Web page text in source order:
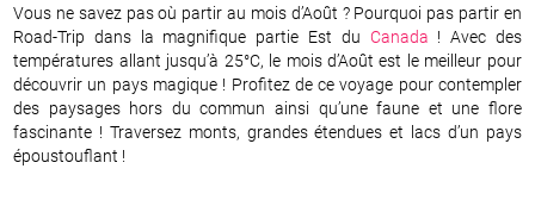
Vous ne savez pas où partir au mois d’Août ? Pourquoi pas partir en
Road-Trip dans la magnifique partie Est du Canada ! Avec des
températures allant jusqu’à 25°C, le mois d’Août est le meilleur pour
découvrir un pays magique ! Profitez de ce voyage pour contempler
des paysages hors du commun ainsi qu’une faune et une flore
fascinante ! Traversez monts, grandes étendues et lacs d’un pays
époustouflant !